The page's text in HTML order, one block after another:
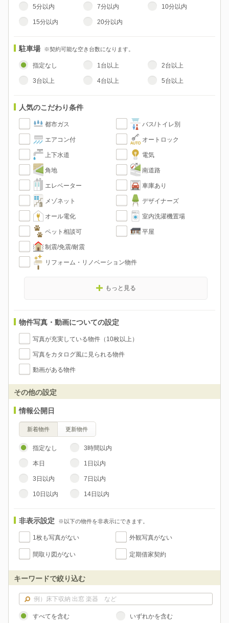
5分以内 7分以内 10分以内
15分以内 20分以内
駐車場 ※契約可能な空き台数になります。
指定なし 1台以上 2台以上
3台以上 4台以上 5台以上
人気のこだわり条件
都市ガス バス/トイレ別
エアコン付 オートロック
上下水道 電気
角地 南道路
エレベーター 車庫あり
メゾネット デザイナーズ
オール電化 室内洗濯機置場
ペット相談可 平屋
制震/免震/耐震
リフォーム・リノベーション物件
もっと見る
物件写真・動画についての設定
写真が充実している物件（10枚以上）
写真をカタログ風に見られる物件
動画がある物件
その他の設定
情報公開日
新着物件 更新物件
指定なし 3時間以内
本日 1日以内
3日以内 7日以内
10日以内 14日以内
非表示設定 ※以下の物件を非表示にできます。
1枚も写真がない 外観写真がない
間取り図がない 定期借家契約
キーワードで絞り込む
すべてを含む いずれかを含む